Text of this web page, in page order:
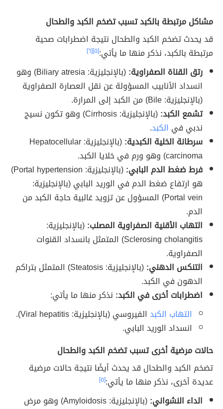
مشاكل مرتبطة بالكبد تسبب تضخم الكبد والطحال
قد يحدث تضخم الكبد والطحال نتيجة اضطرابات صحية
مرتبطة بالكبد، نذكر منها ما يأتي:[٥] [٦]
رتق القناة الصفراوية:
(بالإنجليزية: Biliary atresia) وهو
انسداد الأنابيب المسؤولة عن نقل العصارة الصفراوية
(بالإنجليزية: Bile) من الكبد إلى المرارة.
تشمع الكبد:
(بالإنجليزية: Cirrhosis) وهو تكون نسيج
ندبي في الكبد.
سرطانة الخلية الكبدية:
(بالإنجليزية: Hepatocellular
carcinoma) وهو ورم في خلايا الكبد.
فرط ضغط الدم البابي:
(بالإنجليزية: Portal hypertension)
هو ارتفاع ضغط الدم في الوريد البابي (بالإنجليزية:
Portal vein) المسؤول عن تزويد غالبية حاجة الكبد من
الدم.
التهاب الأقنية الصفراوية المصلب:(بالإنجليزية:
Sclerosing cholangitis) المتمثل بانسداد القنوات
الصفراوية.
التنكس الدهني:
(بالإنجليزية: Steatosis) المتمثل بتراكم
الدهون في الكبد.
اضطرابات أخرى في الكبد: نذكر منها ما يأتي:
التهاب الكبدالفيروسي (بالإنجليزية: Viral hepatitis).
انسداد الوريد البابي.
حالات مرضية أخرى تسبب تضخم الكبد والطحال
تضخم الكبد والطحال قد يحدث أيضًا نتيجة حالات مرضية
عديدة أخرى، نذكر منها ما يأتي:[٥]
الداء النشواني:
(بالإنجليزية: Amyloidosis) وهو مرض